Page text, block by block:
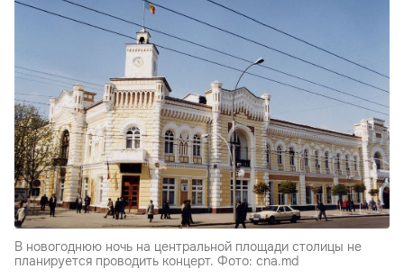
В новогоднюю ночь на центральной площади столицы не
планируется проводить концерт. Фото: cna.md